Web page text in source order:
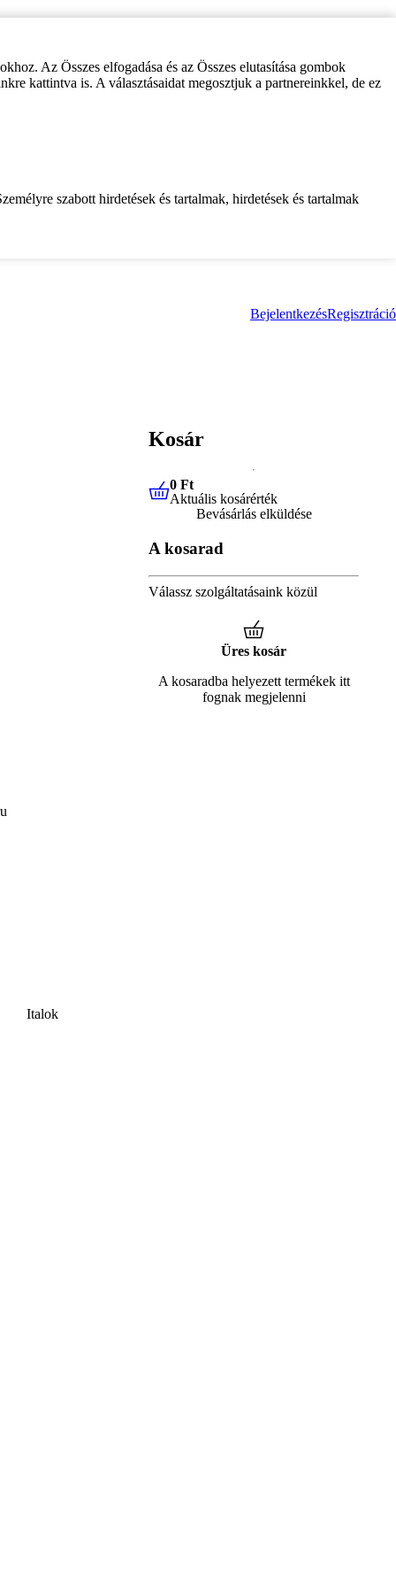
Az Összes elfogadása és az Összes elutasítása gombok
kattintva is. A választásaidat megosztjuk a partnereinkkel, de ez
szabott hirdetések és tartalmak, hirdetések és tartalmak
BejelentkezésRegisztráció
Italok
Kosár
0 FtAktuális kosárérték
0 Ft
Aktuális kosárérték
Bevásárlás elküldése
A kosarad
Válassz szolgáltatásaink közül
Üres kosár
A kosaradba helyezett termékek itt
fognak megjelenni